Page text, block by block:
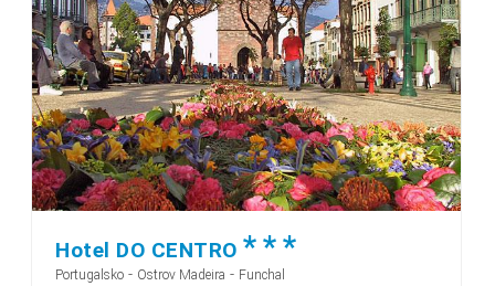
Hotel DO CENTRO ***
Portugalsko - Ostrov Madeira - Funchal